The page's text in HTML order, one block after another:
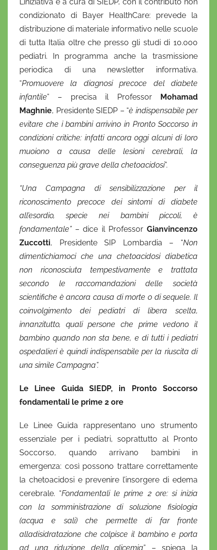
L’iniziativa è a cura di SIEDP, con il contributo non
condizionato di Bayer HealthCare: prevede la
distribuzione di materiale informativo nelle scuole
di tutta Italia oltre che presso gli studi di 10.000
pediatri. In programma anche la trasmissione
periodica di una newsletter informativa.
“Promuovere la diagnosi precoce del diabete
infantile” – precisa il Professor
Mohamad
Maghnie, Presidente SIEDP – “è indispensabile per
evitare che i bambini arrivino in Pronto Soccorso in
condizioni critiche: infatti ancora oggi alcuni di loro
muoiono a causa delle lesioni cerebrali, la
conseguenza più grave della chetoacidosi”.
“Una Campagna di sensibilizzazione per il
riconoscimento precoce dei sintomi di diabete
all’esordio, specie nei bambini piccoli, è
fondamentale” – dice il ProfessorGianvincenzo
Zuccotti, Presidente SIP Lombardia – “Non
dimentichiamoci che una chetoacidosi diabetica
non riconosciuta tempestivamente e trattata
secondo le raccomandazioni delle società
scientifiche è ancora causa di morte o di sequele. Il
coinvolgimento dei pediatri di libera scelta,
innanzitutto, quali persone che prime vedono il
bambino quando non sta bene, e di tutti i pediatri
ospedalieri è quindi indispensabile per la riuscita di
una simile Campagna”.
Le Linee Guida SIEDP, in Pronto Soccorso
fondamentali le prime 2 ore
Le Linee Guida rappresentano uno strumento
essenziale per i pediatri, soprattutto al Pronto
Soccorso, quando arrivano bambini in
emergenza: così possono trattare correttamente
la chetoacidosi e prevenire l’insorgere di edema
cerebrale. “Fondamentali le prime 2 ore: si inizia
con la somministrazione di soluzione fisiologia
(acqua e sali) che permette di far fronte
alladisidratazione che colpisce il bambino e porta
ad una riduzione della glicemia” – spiega la